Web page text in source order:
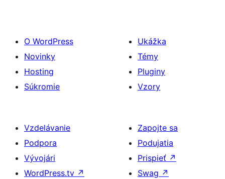
O WordPress
Novinky
Hosting
Súkromie
Ukážka
Témy
Pluginy
Vzory
Vzdelávanie
Podpora
Vývojári
WordPress.tv ↗
Zapojte sa
Podujatia
Prispieť ↗
Swag ↗